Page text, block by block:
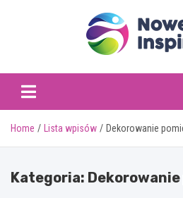
Home Lista wpisów Dekorowanie
Kategoria: